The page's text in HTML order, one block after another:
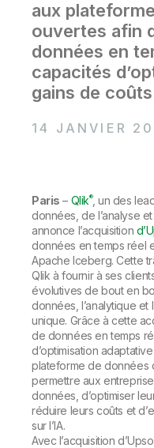
Onboarding
Documentation
Presse
Nos bureaux
Qlik
Talend
insights plus pertinents et
aux
ouvertes afin
données en
capacités
gains de
14 JANVIER
Paris – Qlik®, un des
données, de l’analyse
annonce l’acquisition
données en temps réel
Apache Iceberg. Cette
Qlik à fournir à ses
évolutives de bout en
données, l’analytique et
unique. Grâce à cette
de données en temps
d’optimisation
plateforme de données
permettre aux
données, d’optimiser
réduire leurs coûts et
sur l’IA.
Avec l’acquisition